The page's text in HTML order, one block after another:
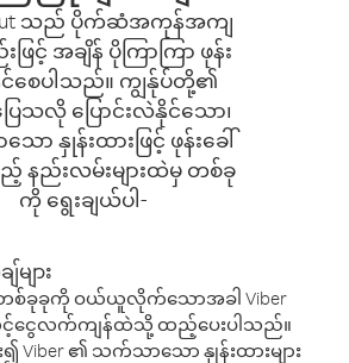
သည် ပိုက်ဆံအကုန်အကျ
ဖြင့် အချိန် ပိုကြာကြာ ဖုန်း
င်စေပါသည်။ ကျွန်ုပ်တို့၏
သလို ပြောင်းလဲနိုင်သော၊
ာ နှုန်းထားဖြင့် ဖုန်းခေါ်
နည်းလမ်းများထဲမှ တစ်ခု
ကို ရွေးချယ်ပါ-
ျား
စ်ခုခုကို ဝယ်ယူလိုက်သောအခါ Viber
င့်ငွေလက်ကျန်ထဲသို့ ထည့်ပေးပါသည်။
၏ သက်သာသော နှုန်းထားများ